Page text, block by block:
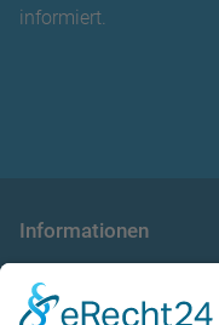
informiert.
Informationen
Allgemeine